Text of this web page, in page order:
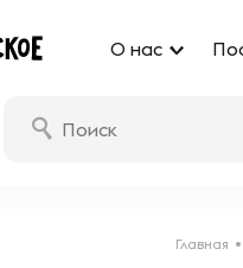
О нас
Главная